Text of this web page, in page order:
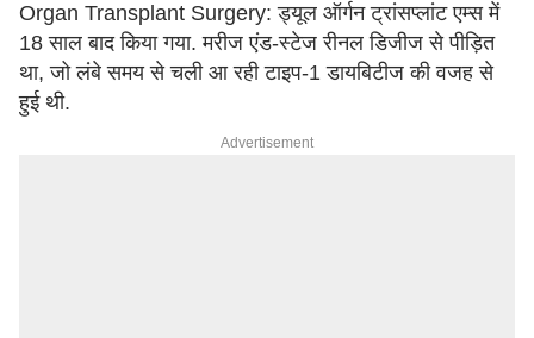
Organ Transplant Surgery: ड्यूल ऑर्गन ट्रांसप्लांट एम्स में
18 साल बाद किया गया. मरीज एंड-स्टेज रीनल डिजीज से पीड़ित
था, जो लंबे समय से चली आ रही टाइप-1 डायबिटीज की वजह से
हुई थी.
Advertisement